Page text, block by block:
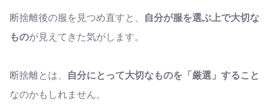
断捨離後の服を見つめ直すと、
自分が服を選ぶ上で大切な
ものが見えてきた気がします。
断捨離とは、
自分にとって大切なものを「厳選」すること
なのかもしれません。